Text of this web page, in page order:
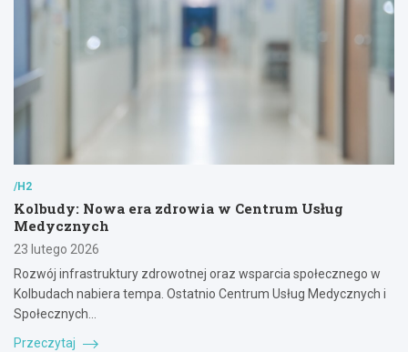
/H2
Kolbudy: Nowa era zdrowia w Centrum Usług
Medycznych
23 lutego 2026
Rozwój infrastruktury zdrowotnej oraz wsparcia społecznego w
Kolbudach nabiera tempa. Ostatnio Centrum Usług Medycznych i
Społecznych…
Przeczytaj